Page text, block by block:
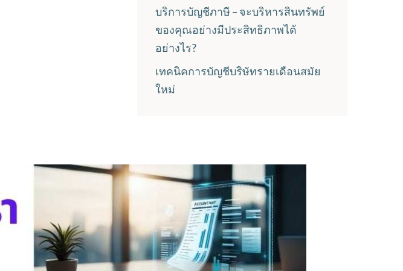
บริการบัญชีภาษี – จะบริหารสินทรัพย์
ของคุณอย่างมีประสิทธิภาพได้
อย่างไร?
เทคนิคการบัญชีบริษัทรายเดือนสมัย
ใหม่